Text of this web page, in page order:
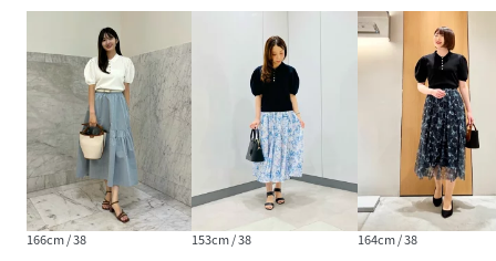
カリグラファー、ヴェロニカ・ハリム氏とのコラボプリント
が、
夏の装いに、軽やかで美しい彩りを添えます。
オフホワイト・ピンク着用 model:172cm 着用サイズ:38
ブラック着用 model:173cm 着用サイズ:38
【ANAYIサイズ表】
166cm / 38 153cm / 38 164cm / 38